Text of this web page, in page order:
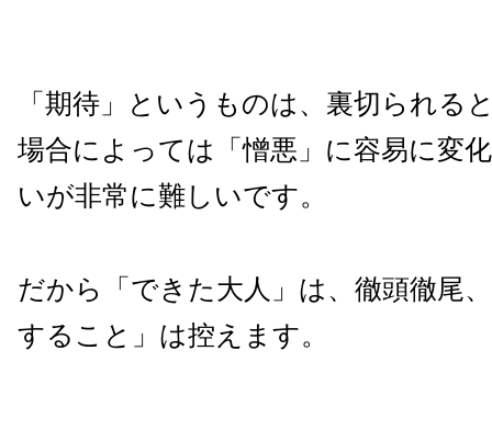
「期待」というものは、裏切られる
場合によっては「憎悪」に容易に変
いが非常に難しいです。
だから「できた大人」は、徹頭徹尾
すること」は控えます。